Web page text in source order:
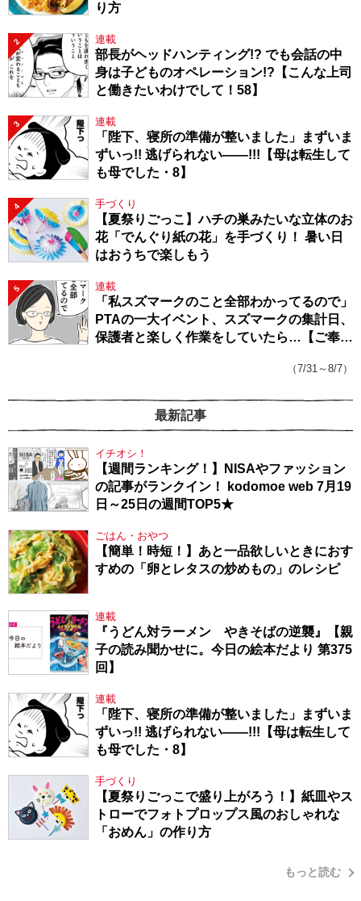
り方
2 連載
部長がヘッドハンティング!? でも会話の中
身は子どものオペレーション!?【こんな上司
と働きたいわけでして！58】
3 連載
「陛下、寝所の準備が整いました」まずいま
ずいっ!! 逃げられない――!!!【母は転生して
も母でした・8】
4 手づくり
【夏祭りごっこ】ハチの巣みたいな立体のお
花「でんぐり紙の花」を手づくり！ 暑い日
はおうちで楽しもう
5 連載
「私スズマークのこと全部わかってるので」
PTAの一大イベント、スズマークの集計日、
保護者と楽しく作業をしていたら…【ご奉仕
（7/31～8/7）
最新記事
イチオシ！
【週間ランキング！】NISAやファッション
の記事がランクイン！ kodomoe web 7月19
日～25日の週間TOP5★
ごはん・おやつ
【簡単！時短！】あと一品欲しいときにおす
すめの「卵とレタスの炒めもの」のレシピ
連載
『うどん対ラーメン やきそばの逆襲』【親
子の読み聞かせに。今日の絵本だより 第375
回】
連載
「陛下、寝所の準備が整いました」まずいま
ずいっ!! 逃げられない――!!!【母は転生して
も母でした・8】
手づくり
【夏祭りごっこで盛り上がろう！】紙皿やス
トローでフォトプロップス風のおしゃれな
「おめん」の作り方
もっと読む